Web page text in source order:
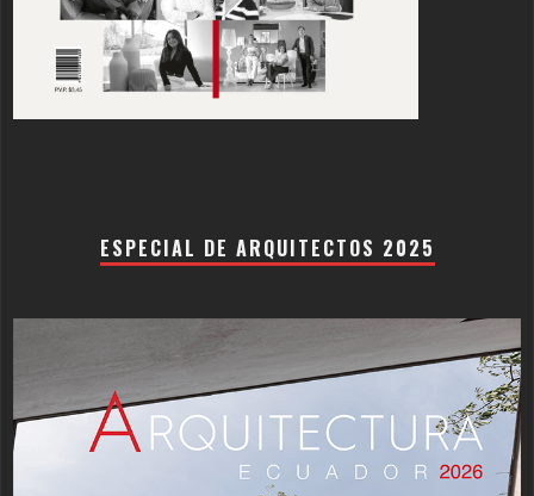
ESPECIAL DE ARQUITECTOS 2025